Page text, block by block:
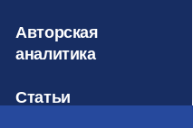
Авторская
аналитика
Статьи